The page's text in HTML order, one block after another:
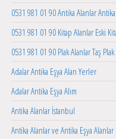
0531 981 01 90 Antika Alanlar Antika
0531 981 01 90 Kitap Alanlar Eski
0531 981 01 90 Plak Alanlar Taş
Adalar Antika Eşya Alan Yerler
Adalar Antika Eşya Alım
Antika Alanlar İstanbul
Antika Alanlar ve Antika Eşya Alanlar